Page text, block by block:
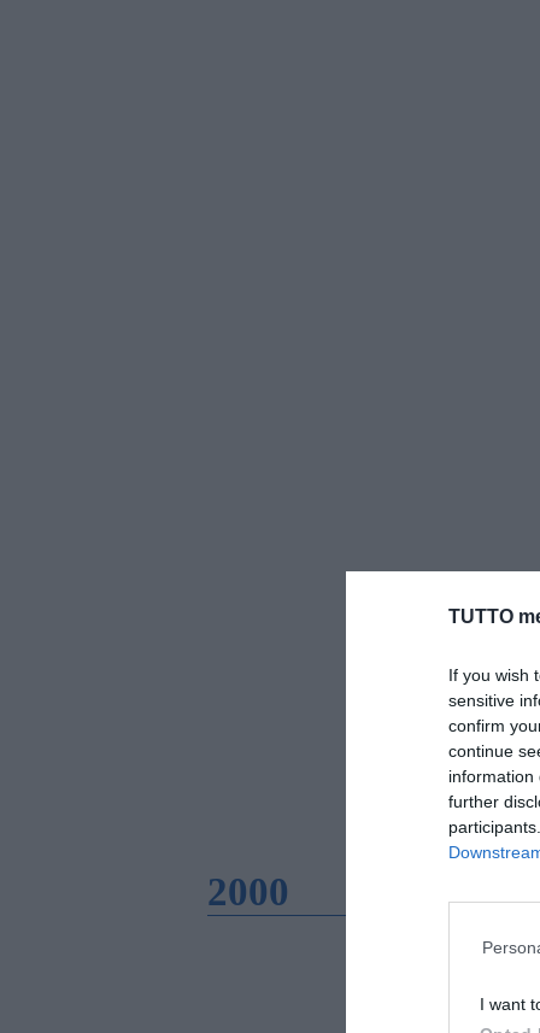
TUTTO
If you wish
sensitive
confirm
continue
information
further
I want
2000